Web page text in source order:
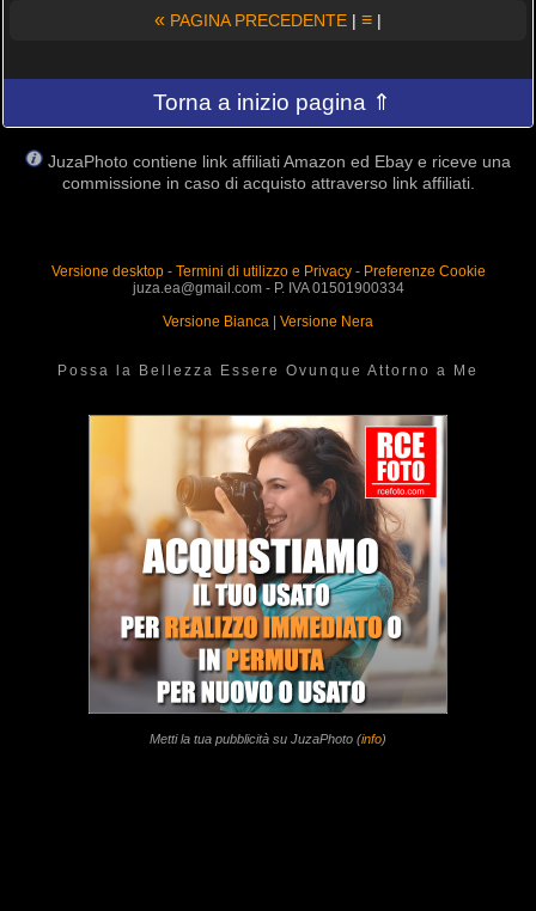
« PAGINA PRECEDENTE | ≡ |
Torna a inizio pagina ⇑
JuzaPhoto contiene link affiliati Amazon ed Ebay e riceve una
commissione in caso di acquisto attraverso link affiliati.
Versione desktop- Termini di utilizzo e Privacy- Preferenze Cookie
juza.ea@gmail.com - P. IVA 01501900334
Versione Bianca
Versione Nera
Possa la Bellezza Essere Ovunque Attorno a Me
Metti la tua pubblicità su JuzaPhoto (info)